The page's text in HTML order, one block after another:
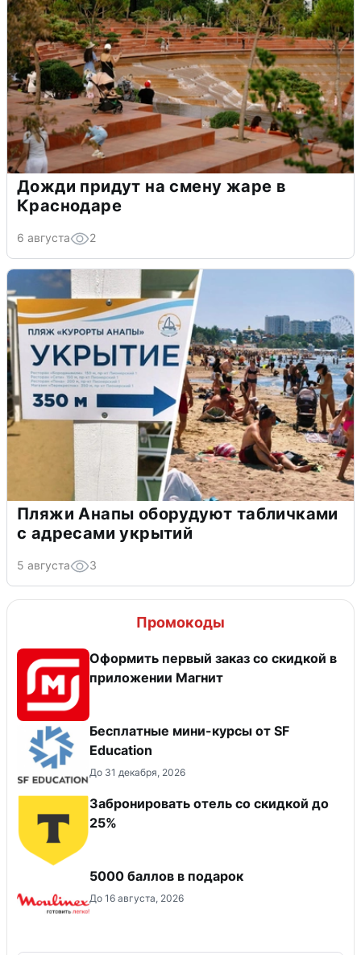
Дожди придут на смену жаре в
Краснодаре
6 августа 2
Пляжи Анапы оборудуют табличками
с адресами укрытий
5 августа 3
Промокоды
Оформить первый заказ со скидкой в
приложении Магнит
Бесплатные мини-курсы от SF
Education
До 31 декабря, 2026
Забронировать отель со скидкой до
25%
5000 баллов в подарок
До 16 августа, 2026